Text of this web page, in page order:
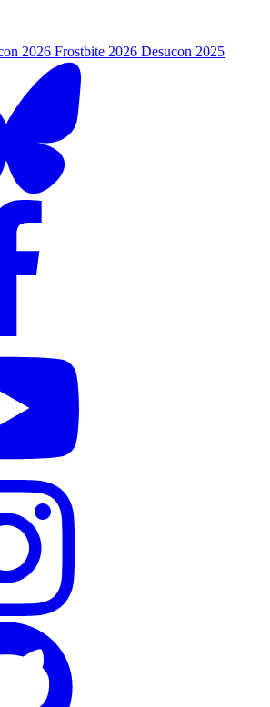
2026 Frostbite 2026 Desucon 2025